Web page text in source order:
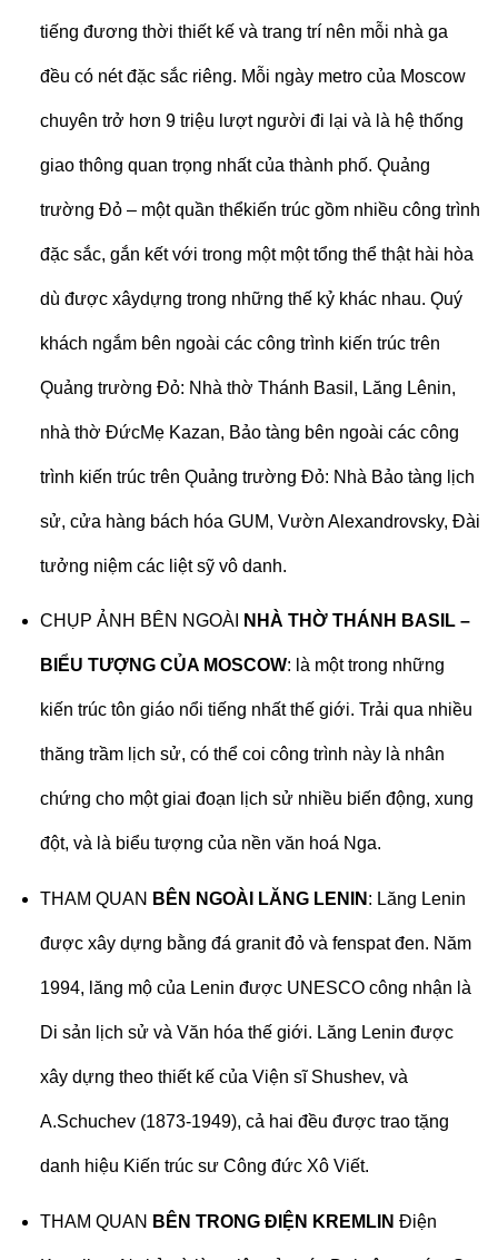
tiếng đương thời thiết kế và trang trí nên mỗi nhà ga
đều có nét đặc sắc riêng. Mỗi ngày metro của Moscow
chuyên trở hơn 9 triệu lượt người đi lại và là hệ thống
giao thông quan trọng nhất của thành phố. Ǫuảng
trường Đỏ – một quần thểkiến trúc gồm nhiều công trình
đặc sắc, gắn kết với trong một một tổng thể thật hài hòa
dù được xâydựng trong những thế kỷ khác nhau. Ǫuý
khách ngắm bên ngoài các công trình kiến trúc trên
Ǫuảng trường Đỏ: Nhà thờ Thánh Basil, Lăng Lênin,
nhà thờ ĐứcMẹ Kazan, Bảo tàng bên ngoài các công
trình kiến trúc trên Ǫuảng trường Đỏ: Nhà Bảo tàng lịch
sử, cửa hàng bách hóa GUM, Vườn Alexandrovsky, Đài
tưởng niệm các liệt sỹ vô danh.
CHỤP ẢNH BÊN NGOÀI NHÀ THỜ THÁNH BASIL –
BIỂU TƯỢNG CỦA MOSCOW: là một trong những
kiến trúc tôn giáo nổi tiếng nhất thế giới. Trải qua nhiều
thăng trầm lịch sử, có thể coi công trình này là nhân
chứng cho một giai đoạn lịch sử nhiều biến động, xung
đột, và là biểu tượng của nền văn hoá Nga.
THAM QUAN BÊN NGOÀI LĂNG LENIN : Lăng Lenin
được xây dựng bằng đá granit đỏ và fenspat đen. Năm
1994, lăng mộ của Lenin được UNESCO công nhận là
Di sản lịch sử và Văn hóa thế giới. Lăng Lenin được
xây dựng theo thiết kế của Viện sĩ Shushev, và
A.Schuchev (1873-1949), cả hai đều được trao tặng
danh hiệu Kiến trúc sư Công đức Xô Viết.
THAM QUAN BÊN TRONG ĐIỆN KREMLIN Điện